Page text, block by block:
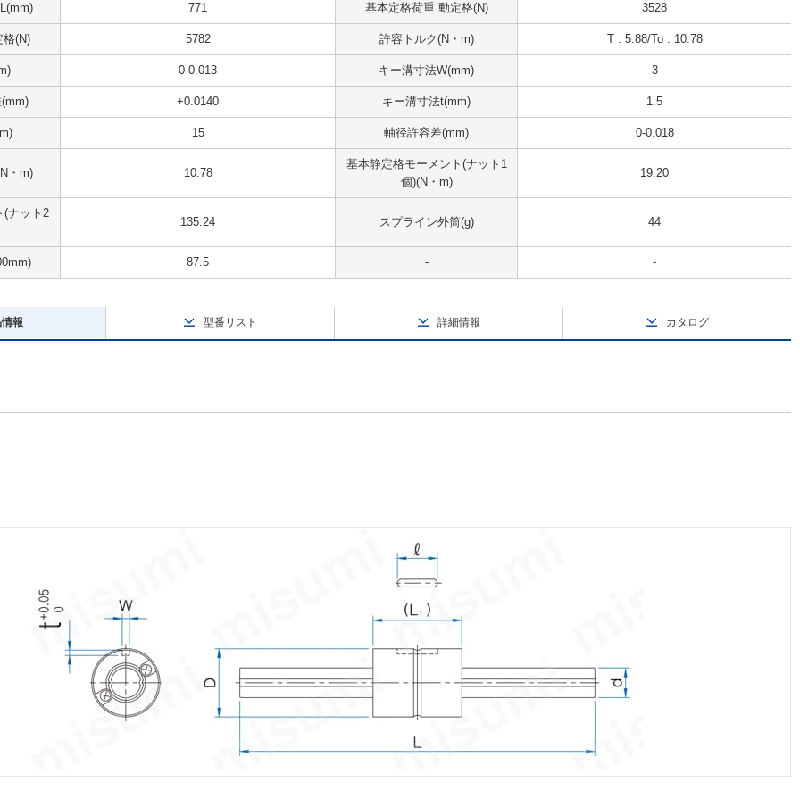
771 基本定格荷重 動定格(N) 3528
(N) 5782 許容トルク(N・m) T : 5.88/To : 10.78
0-0.013 キー溝寸法W(mm) 3
+0.0140 キー溝寸法t(mm) 1.5
15 軸径許容差(mm) 0-0.018
・m) 10.78
基本静定格モーメント(ナット1
個)(N・m)
19.20
(ナット2
135.24 スプライン外筒(g) 44
87.5 - -
報 型番リスト 詳細情報 カタログ